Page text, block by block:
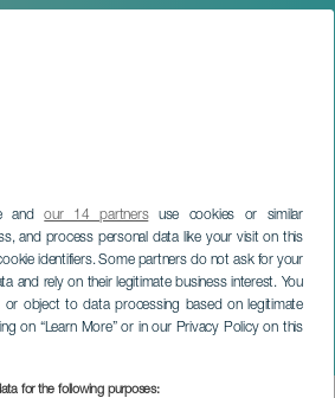
andour 14 partnersuse cookies or similar
and process personal data like your visit on this
identifiers. Some partners do not ask for your
and rely on their legitimate business interest. You
or object to data processing based on legitimate
on “Learn More” or in our Privacy Policy on this
for the following purposes:
Love